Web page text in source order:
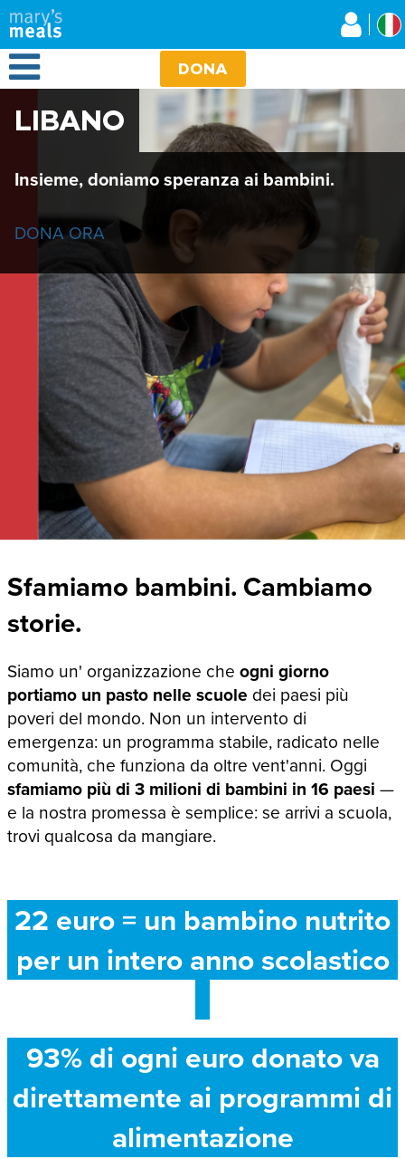
Salta
al
contenuto
principale
Open Menu DONA
LIBANO
Insieme, doniamo speranza ai bambini.
DONA ORA
Sfamiamo bambini. Cambiamo
storie.
Siamo un' organizzazione che ogni giorno
portiamo un pasto nelle scuole dei paesi più
poveri del mondo. Non un intervento di
emergenza: un programma stabile, radicato nelle
comunità, che funziona da oltre vent'anni. Oggi
sfamiamo più di 3 milioni di bambini in 16 paesi —
e la nostra promessa è semplice: se arrivi a scuola,
trovi qualcosa da mangiare.
22 euro = un bambino nutrito
per un intero anno scolastico
93% di ogni euro donato va
direttamente ai programmi di
alimentazione